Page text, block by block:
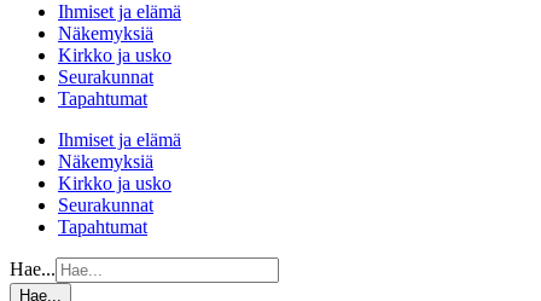
Ihmiset ja elämä
Näkemyksiä
Kirkko ja usko
Seurakunnat
Tapahtumat
Ihmiset ja elämä
Näkemyksiä
Kirkko ja usko
Seurakunnat
Tapahtumat
Hae...
Hae...